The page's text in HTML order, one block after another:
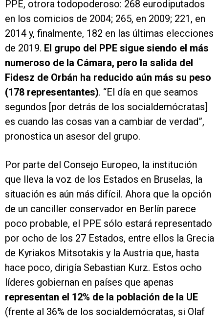
PPE, otrora todopoderoso: 268 eurodiputados
en los comicios de 2004; 265, en 2009; 221, en
2014 y, finalmente, 182 en las últimas elecciones
de 2019. El grupo del PPE sigue siendo el más
numeroso de la Cámara, pero la salida del
Fidesz de Orbán ha reducido aún más su peso
(178 representantes). “El día en que seamos
segundos [por detrás de los socialdemócratas]
es cuando las cosas van a cambiar de verdad”,
pronostica un asesor del grupo.
Por parte del Consejo Europeo, la institución
que lleva la voz de los Estados en Bruselas, la
situación es aún más difícil. Ahora que la opción
de un canciller conservador en Berlín parece
poco probable, el PPE sólo estará representado
por ocho de los 27 Estados, entre ellos la Grecia
de Kyriakos Mitsotakis y la Austria que, hasta
hace poco, dirigía Sebastian Kurz. Estos ocho
líderes gobiernan en países que apenas
representan el 12% de la población de la UE
(frente al 36% de los socialdemócratas, si Olaf